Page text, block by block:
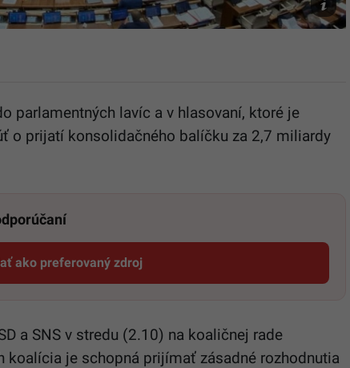
Martinec
parlamentných lavíc a v hlasovaní, ktoré je
o prijatí konsolidačného balíčku za 2,7 miliardy
ako preferovaný zdroj
Startitup, odkaz sa otvorí v novom okne
a SNS v stredu (2.10) na koaličnej rade
koalícia je schopná prijímať zásadné rozhodnutia